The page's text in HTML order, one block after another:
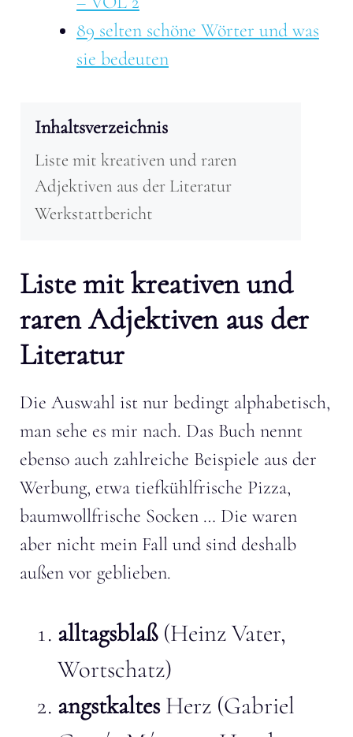
89 selten schöne Wörter und was
sie bedeuten
Inhaltsverzeichnis
Liste mit kreativen und raren
Adjektiven aus der Literatur
Werkstattbericht
Liste mit kreativen und
raren Adjektiven aus der
Literatur
Die Auswahl ist nur bedingt alphabetisch,
man sehe es mir nach. Das Buch nennt
ebenso auch zahlreiche Beispiele aus der
Werbung, etwa tiefkühlfrische Pizza,
baumwollfrische Socken … Die waren
aber nicht mein Fall und sind deshalb
außen vor geblieben.
alltagsblaß(Heinz Vater,
Wortschatz)
angstkaltesHerz (Gabriel